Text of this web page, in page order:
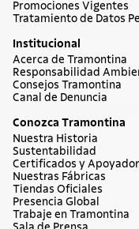
Promociones Vigentes
Tratamiento de Datos
Institucional
Acerca de Tramontina
Responsabilidad
Consejos Tramontina
Canal de Denuncia
Conozca Tramontina
Nuestra Historia
Sustentabilidad
Certificados y
Nuestras Fábricas
Tiendas Oficiales
Presencia Global
Trabaje en Tramontina